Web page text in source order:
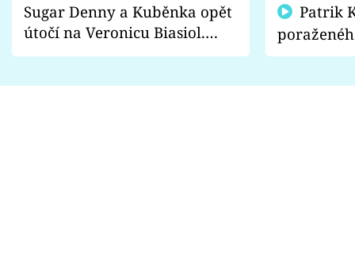
Sugar Denny a Kuběnka opět
útočí na Veronicu Biasiol.
Proč je podle nich falešná a
fanoušci